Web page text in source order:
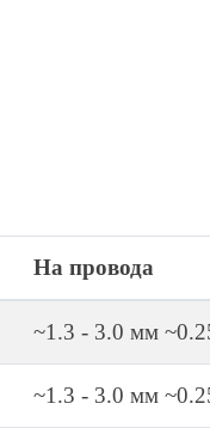
На провода
~1.3 - 3.0 мм
~1.3 - 3.0 мм